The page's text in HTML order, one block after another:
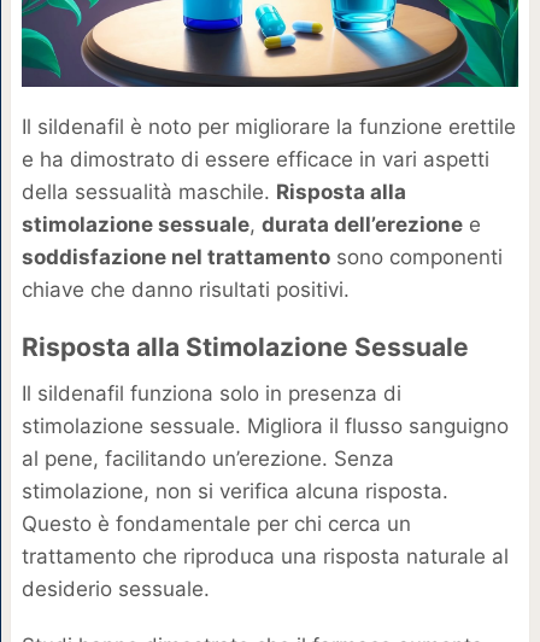
Il sildenafil è noto per migliorare la funzione erettile
e ha dimostrato di essere efficace in vari aspetti
della sessualità maschile. Risposta alla
stimolazione sessuale, durata dell’erezionee
soddisfazione nel trattamentosono componenti
chiave che danno risultati positivi.
Risposta alla Stimolazione Sessuale
Il sildenafil funziona solo in presenza di
stimolazione sessuale. Migliora il flusso sanguigno
al pene, facilitando un’erezione. Senza
stimolazione, non si verifica alcuna risposta.
Questo è fondamentale per chi cerca un
trattamento che riproduca una risposta naturale al
desiderio sessuale.